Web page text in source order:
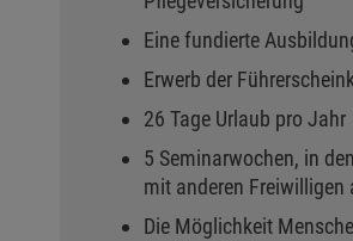
Eine fundierte
Erwerb der
26 Tage Urlaub pro Jahr
5 Seminarwochen, in
mit anderen Freiwilligen
Die Möglichkeit